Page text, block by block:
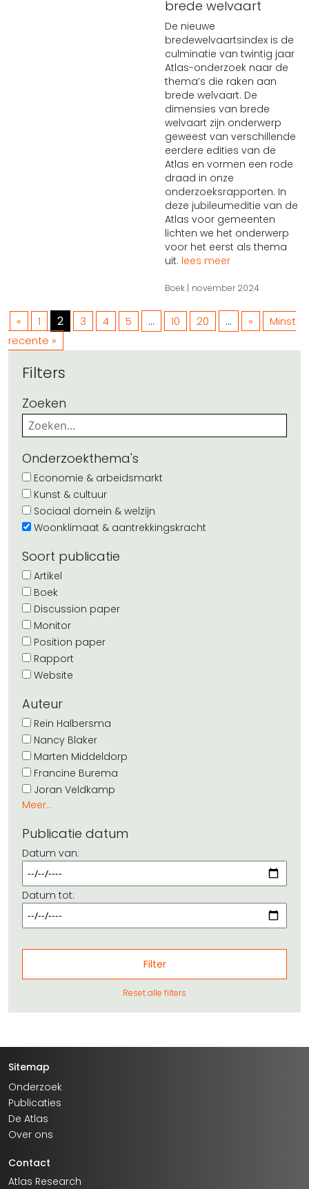
brede welvaart
De nieuwe
bredewelvaartsindex is de
culminatie van twintig jaar
Atlas-onderzoek naar de
thema’s die raken aan
brede welvaart. De
dimensies van brede
welvaart zijn onderwerp
geweest van verschillende
eerdere edities van de
Atlas en vormen een rode
draad in onze
onderzoeksrapporten. In
deze jubileumeditie van de
Atlas voor gemeenten
lichten we het onderwerp
voor het eerst als thema
uit. lees meer
Boek november 2024
« 1 2 3 4 5 ... 10 20 ... »
Minst
recente »
Filters
Zoeken
Onderzoekthema's
Economie & arbeidsmarkt
Kunst & cultuur
Sociaal domein & welzijn
Woonklimaat & aantrekkingskracht
Soort publicatie
Artikel
Boek
Discussion paper
Monitor
Position paper
Rapport
Website
Auteur
Rein Halbersma
Nancy Blaker
Marten Middeldorp
Francine Burema
Joran Veldkamp
Meer...
Publicatie datum
Datum van:
Datum tot:
Reset alle filters
Sitemap
Onderzoek
Publicaties
De Atlas
Over ons
Contact
Atlas Research